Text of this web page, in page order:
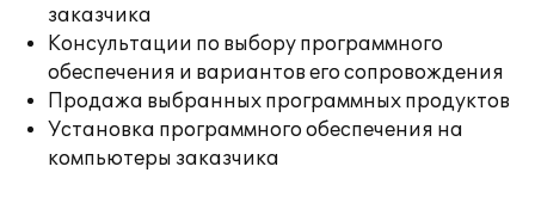
заказчика
Консультации по выбору программного
обеспечения и вариантов его сопровождения
Продажа выбранных программных продуктов
Установка программного обеспечения на
компьютеры заказчика